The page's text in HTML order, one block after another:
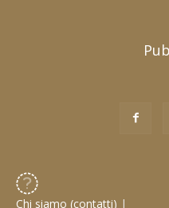
Chi siamo (contatti) |